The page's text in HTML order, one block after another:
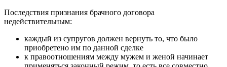
Последствия признания брачного договора
недействительным:
каждый из супругов должен вернуть то, что было
приобретено им по данной сделке
к правоотношениям между мужем и женой начинает